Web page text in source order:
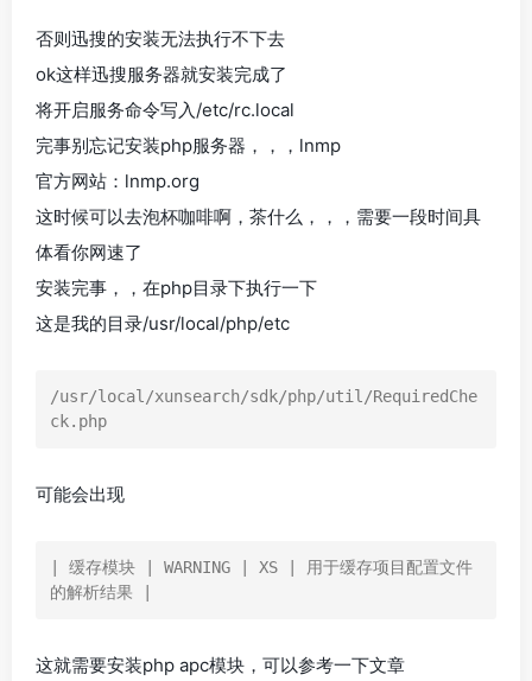
否则迅搜的安装无法执行不下去
ok这样迅搜服务器就安装完成了
将开启服务命令写入/etc/rc.local
完事别忘记安装php服务器，，，lnmp
官方网站：lnmp.org
这时候可以去泡杯咖啡啊，茶什么，，，需要一段时间具
体看你网速了
安装完事，，在php目录下执行一下
这是我的目录/usr/local/php/etc
/usr/local/xunsearch/sdk/php/util/RequiredChe
可能会出现
| 缓存模块 | WARNING | XS | 用于缓存项目配置文件
这就需要安装php apc模块，可以参考一下文章